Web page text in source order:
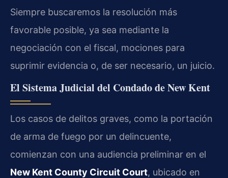
Siempre buscaremos la resolución más
favorable posible, ya sea mediante la
negociación con el fiscal, mociones para
suprimir evidencia o, de ser necesario, un juicio.
El Sistema Judicial del Condado de New Kent
Los casos de delitos graves, como la portación
de arma de fuego por un delincuente,
comienzan con una audiencia preliminar en el
New Kent County Circuit Court, ubicado en